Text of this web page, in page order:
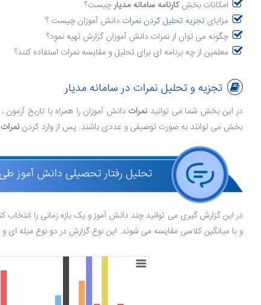
امکانات بخشکارنامه سامانه مدیارچیست؟
مزایایتجزیه تحلیل کردن نمرات دانش آموزان چیست ؟
چگونه می توان از نمرات دانش آموزان گزارش تهیه نمود؟
معلمین از چه برنامه ای برای تحلیل و مقایسه نمرات استفاده کنند؟
تجزیه و تحلیل نمرات در سامانه مدیار
در این بخش شما می توانید نمراتدانش آموزان را همراه با تاریخ
بخش می توانند به صورت توصیفی و عددی باشند. پس از وارد کردننمرات
تحلیل رفتار تحصیلی دانش آموز
در این گزارش گیری می توانید چند دانش آموز و یک بازه زمانی را
و با میانگین کلاسی مقایسه می شوند. این نوع گزارش در دو نوع میله ای